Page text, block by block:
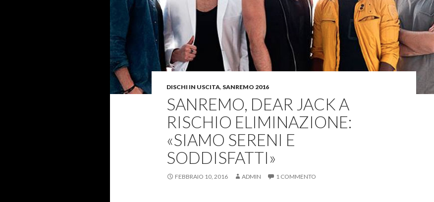
DISCHI IN USCITA, SANREMO 2016
SANREMO, DEAR JACK A
RISCHIO ELIMINAZIONE:
«SIAMO SERENI E
SODDISFATTI»
FEBBRAIO 10, 2016 ADMIN 1 COMMENTO